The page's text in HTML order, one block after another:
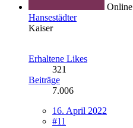
Online
Hansestädter
Kaiser
Erhaltene Likes
321
Beiträge
7.006
16. April 2022
#11